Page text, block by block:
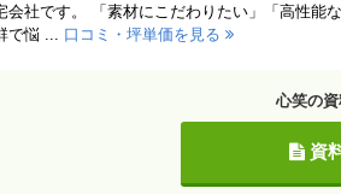
会社です。 「素材にこだわりたい」「高性能
で悩 ... 口コミ・坪単価を見る
心笑の
資